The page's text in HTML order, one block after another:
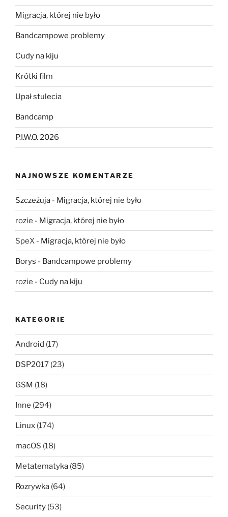
Migracja, której nie było
Bandcampowe problemy
Cudy na kiju
Krótki film
Upał stulecia
Bandcamp
P.I.W.O. 2026
NAJNOWSZE KOMENTARZE
Szczeżuja - Migracja, której nie było
rozie - Migracja, której nie było
SpeX - Migracja, której nie było
Borys - Bandcampowe problemy
rozie - Cudy na kiju
KATEGORIE
Android (17)
DSP2017 (23)
GSM (18)
Inne (294)
Linux (174)
macOS (18)
Metatematyka (85)
Rozrywka (64)
Security (53)